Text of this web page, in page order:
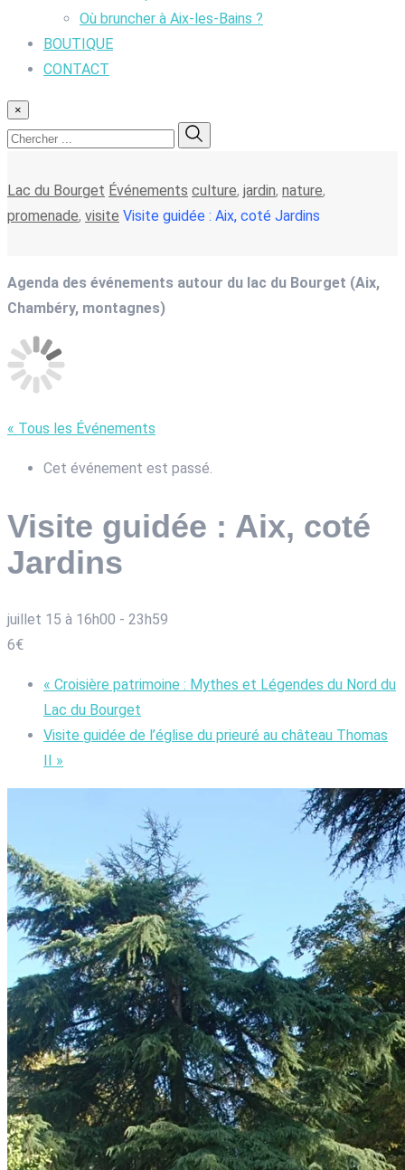
Où bruncher à Aix-les-Bains ?
BOUTIQUE
CONTACT
×
Lac du Bourget Événements culture, jardin, nature,
promenade, visite Visite guidée : Aix, coté Jardins
Agenda des événements autour du lac du Bourget (Aix,
Chambéry, montagnes)
« Tous les Événements
Cet événement est passé.
Visite guidée : Aix, coté
Jardins
juillet 15 à 16h00 - 23h59
6€
« Croisière patrimoine : Mythes et Légendes du Nord du
Lac du Bourget
Visite guidée de l’église du prieuré au château Thomas
»